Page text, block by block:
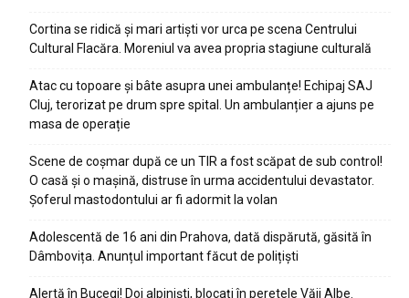
Cortina se ridică și mari artiști vor urca pe scena Centrului
Cultural Flacăra. Moreniul va avea propria stagiune culturală
Atac cu topoare și bâte asupra unei ambulanțe! Echipaj SAJ
Cluj, terorizat pe drum spre spital. Un ambulanțier a ajuns pe
masa de operație
Scene de coșmar după ce un TIR a fost scăpat de sub control!
O casă și o mașină, distruse în urma accidentului devastator.
Șoferul mastodontului ar fi adormit la volan
Adolescentă de 16 ani din Prahova, dată dispărută, găsită în
Dâmbovița. Anunțul important făcut de polițiști
Alertă în Bucegi! Doi alpiniști, blocați în peretele Văii Albe.